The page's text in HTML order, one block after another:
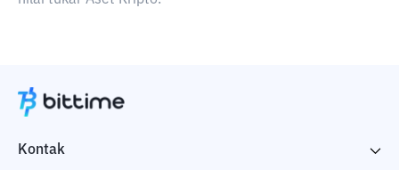
Kontak